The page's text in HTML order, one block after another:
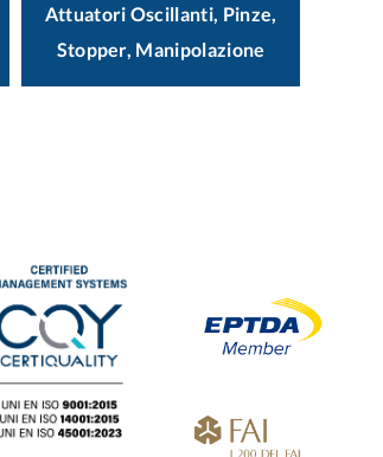
Attuatori Oscillanti, Pinze,
Stopper, Manipolazione